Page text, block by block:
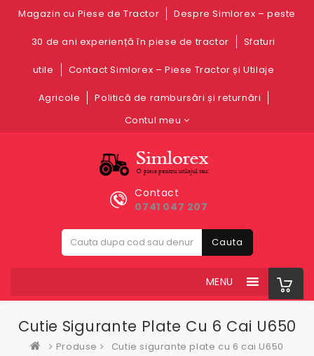
Magazin cu Piese de Tractor Despre Simlorex – peste
30 de ani experiență în piese de tractor Sfaturi
utile Contact Simlorex – Piese Tractor și Utilaje
Agricole
Politică de rambursări și returnări
Contul meu
Contact
0741 047 207
Cauta
MENU
Cutie Sigurante Plate Cu 6 Cai U650
Produse Cutie sigurante plate cu 6 cai U650